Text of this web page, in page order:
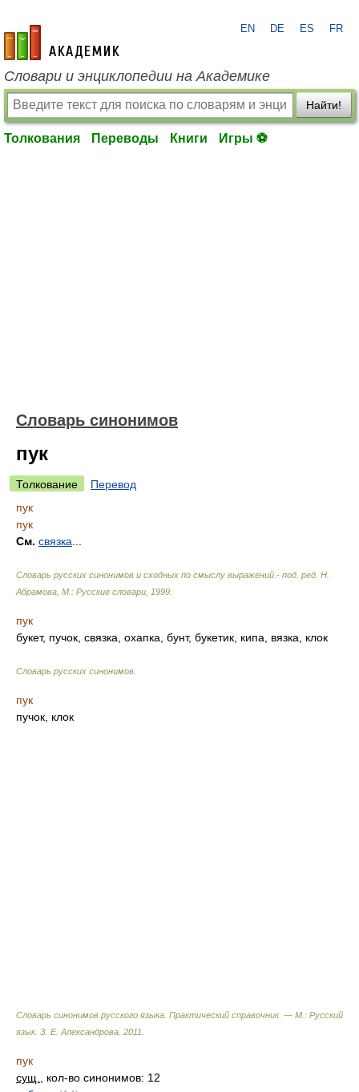
academic.ru
EN DE ES FR
Словари и энциклопедии на Академике
Найти!
Толкования Переводы Книги Игры ⚽
Словарь синонимов
пук
Толкование
Перевод
пук
пук
См. связка
Словарь русских синонимов и сходных по смыслу выражений.- под. ред. Н.
Абрамова, М.: Русские словари 1999
пук
букет, пучок, связка, охапка, бунт, букетик, кипа, вязка, клок
Словарь русских синонимов
пук
пучок, клок
Словарь синонимов русского языка. Практический справочник. — М.: Русский
язык. З. Е. Александрова 2011
пук
сущ.
, кол-во синонимов: 12